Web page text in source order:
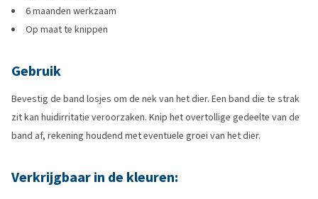
6 maanden werkzaam
Op maat te knippen
Gebruik
Bevestig de band losjes om de nek van het dier. Een band die te strak
zit kan huidirritatie veroorzaken. Knip het overtollige gedeelte van de
band af, rekening houdend met eventuele groei van het dier.
Verkrijgbaar in de kleuren: